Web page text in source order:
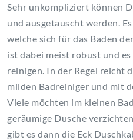
Sehr unkompliziert können
und ausgetauscht werden.
welche sich für das Baden
ist dabei meist robust und
reinigen. In der Regel reicht
milden Badreiniger und mit
Viele möchten im kleinen
geräumige Dusche
gibt es dann die Eck